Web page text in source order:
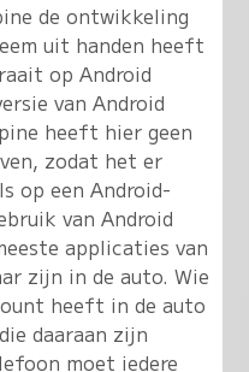
de ontwikkeling
uit handen heeft
op Android
van Android
heeft hier geen
zodat het er
op een Android-
van Android
applicaties van
zijn in de auto. Wie
heeft in de auto
daaraan zijn
moet iedere